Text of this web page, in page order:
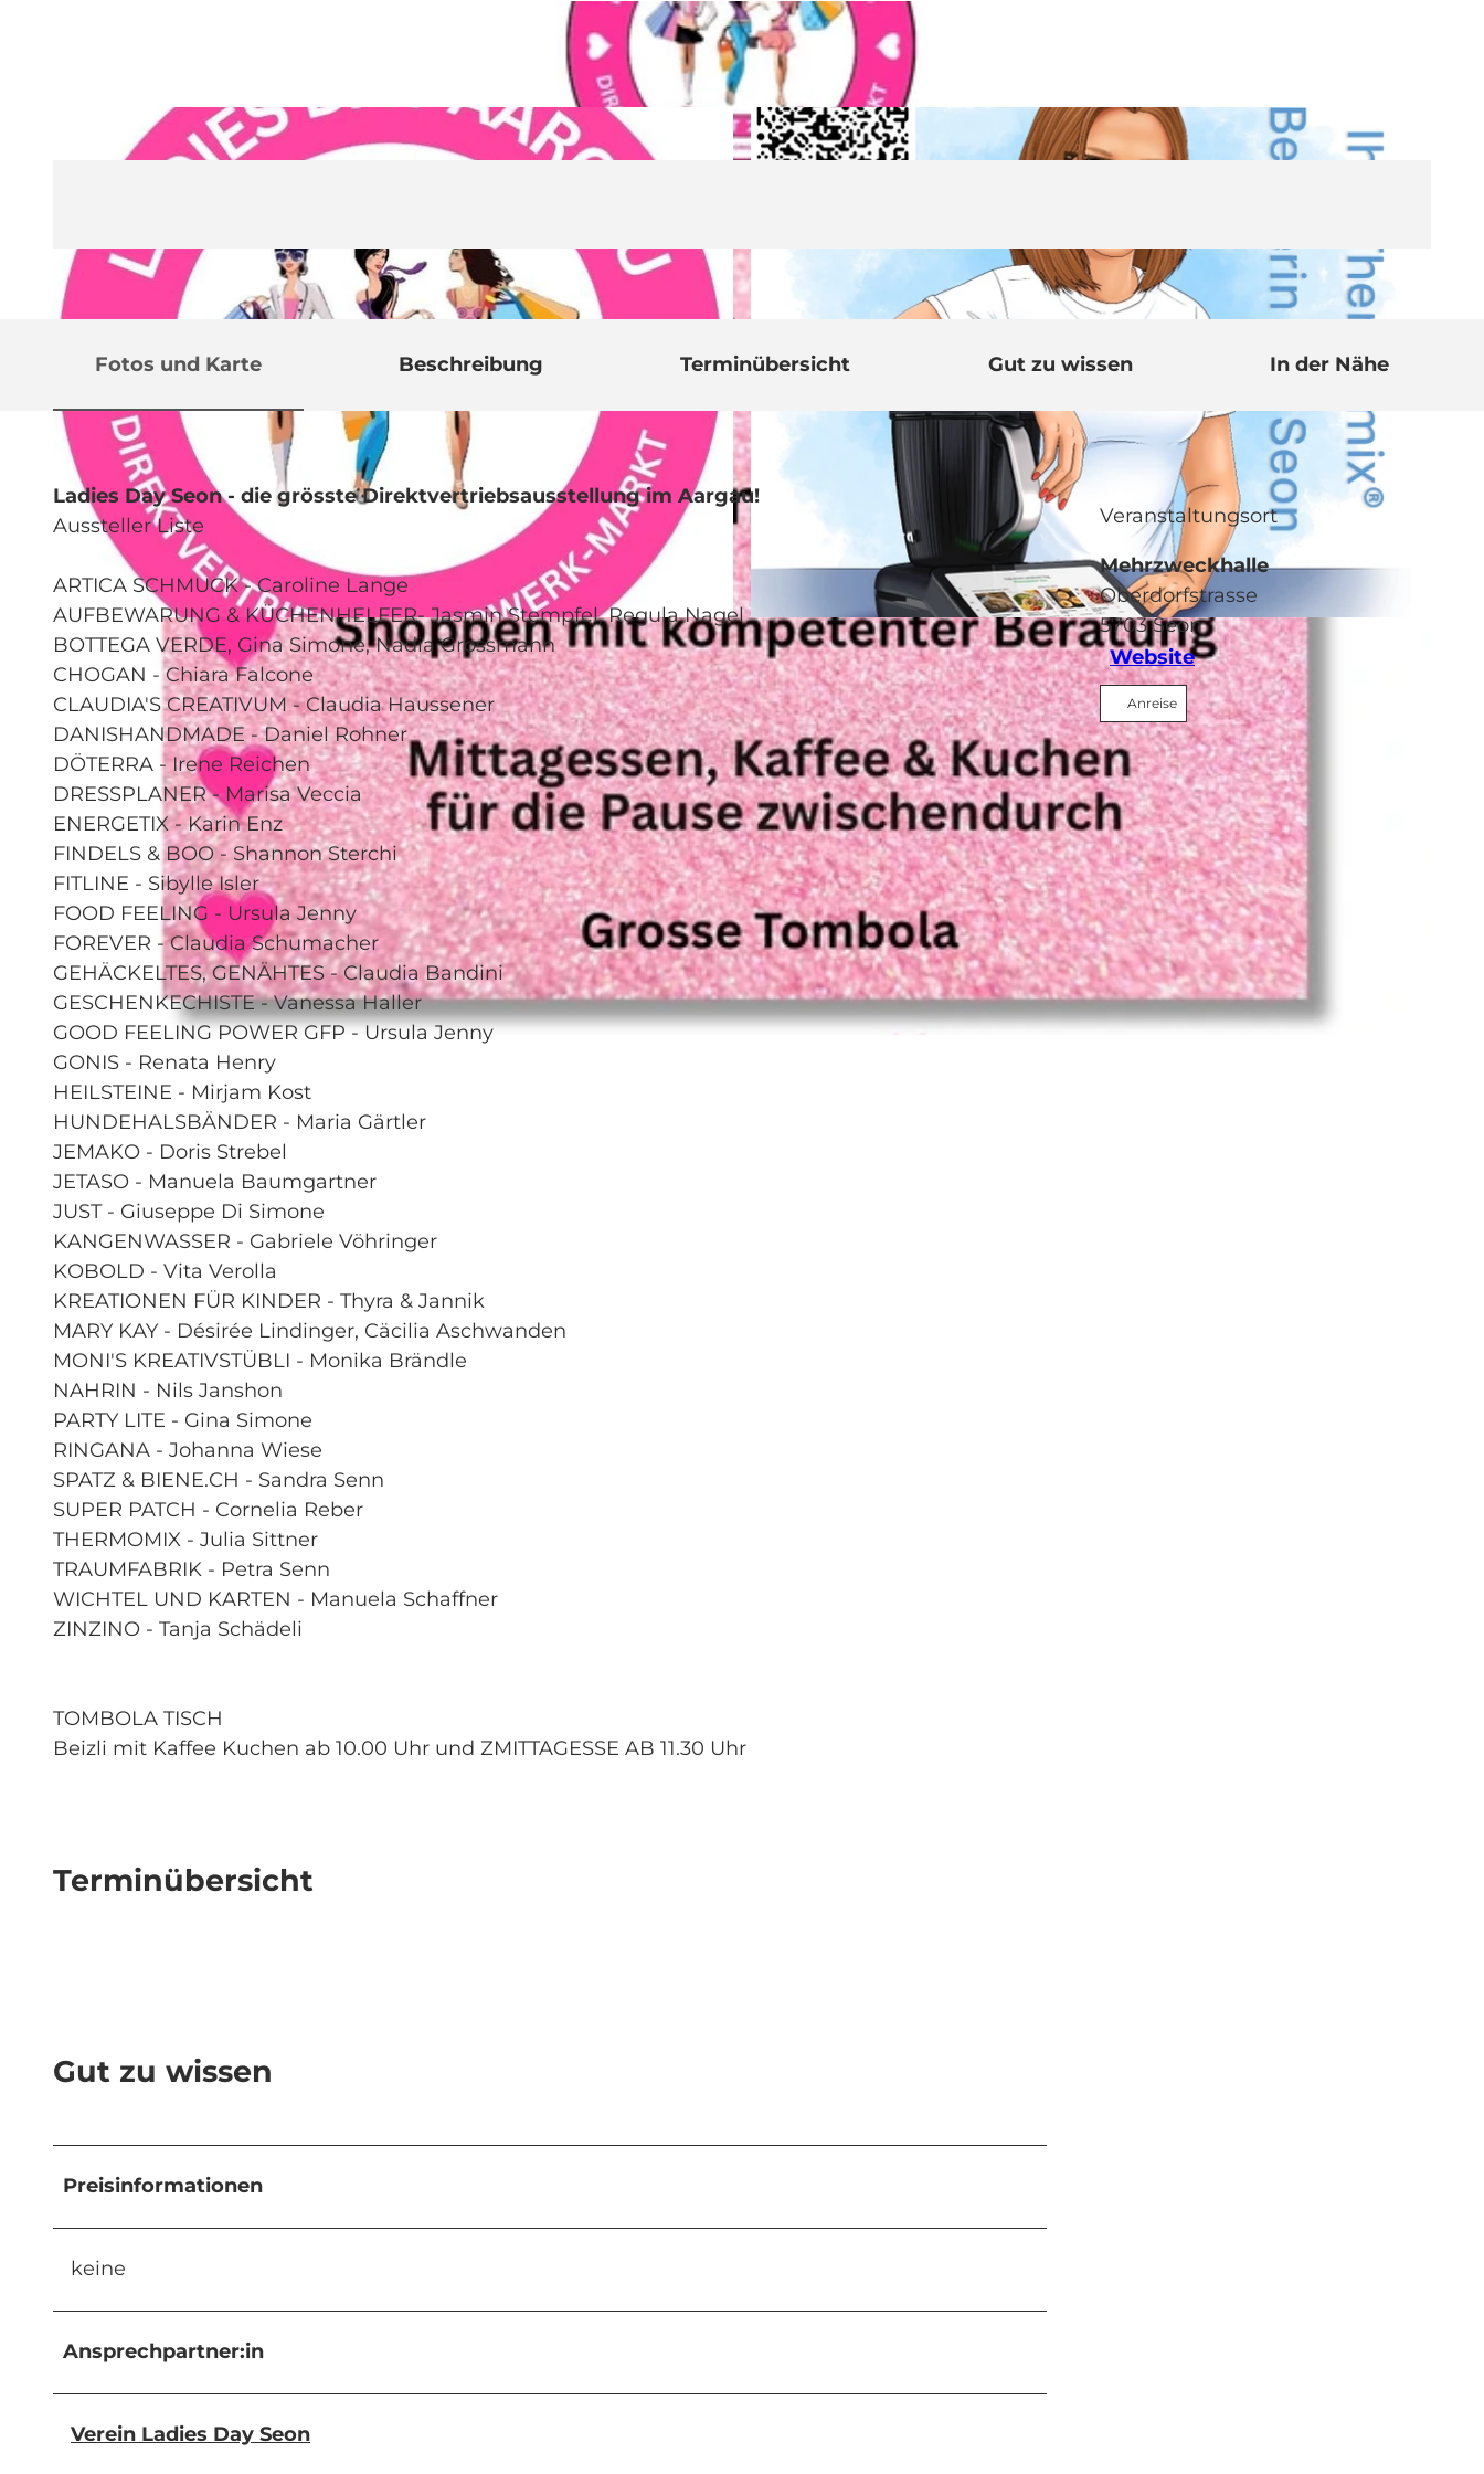
© Guidle.com
Fotos und Karte Beschreibung Terminübersicht Gut zu wissen In der Nähe
Ladies Day Seon - die grösste Direktvertriebsausstellung im Aargau!
Aussteller Liste
ARTICA SCHMUCK - Caroline Lange
AUFBEWARUNG & KÜCHENHELFER- Jasmin Stempfel, Regula Nagel
BOTTEGA VERDE, Gina Simone, Nadia Grossmann
CHOGAN - Chiara Falcone
CLAUDIA'S CREATIVUM - Claudia Haussener
DANISHANDMADE - Daniel Rohner
DÖTERRA - Irene Reichen
DRESSPLANER - Marisa Veccia
ENERGETIX - Karin Enz
FINDELS & BOO - Shannon Sterchi
FITLINE - Sibylle Isler
FOOD FEELING - Ursula Jenny
FOREVER - Claudia Schumacher
GEHÄCKELTES, GENÄHTES - Claudia Bandini
GESCHENKECHISTE - Vanessa Haller
GOOD FEELING POWER GFP - Ursula Jenny
GONIS - Renata Henry
HEILSTEINE - Mirjam Kost
HUNDEHALSBÄNDER - Maria Gärtler
JEMAKO - Doris Strebel
JETASO - Manuela Baumgartner
JUST - Giuseppe Di Simone
KANGENWASSER - Gabriele Vöhringer
KOBOLD - Vita Verolla
KREATIONEN FÜR KINDER - Thyra & Jannik
MARY KAY - Désirée Lindinger, Cäcilia Aschwanden
MONI'S KREATIVSTÜBLI - Monika Brändle
NAHRIN - Nils Janshon
PARTY LITE - Gina Simone
RINGANA - Johanna Wiese
SPATZ & BIENE.CH - Sandra Senn
SUPER PATCH - Cornelia Reber
THERMOMIX - Julia Sittner
TRAUMFABRIK - Petra Senn
WICHTEL UND KARTEN - Manuela Schaffner
ZINZINO - Tanja Schädeli
TOMBOLA TISCH
Beizli mit Kaffee Kuchen ab 10.00 Uhr und ZMITTAGESSE AB 11.30 Uhr
Terminübersicht
Gut zu wissen
Preisinformationen
keine
Ansprechpartner:in
Verein Ladies Day Seon
Veranstaltungsort
Mehrzweckhalle
Oberdorfstrasse
5703Seon
Website
Anreise